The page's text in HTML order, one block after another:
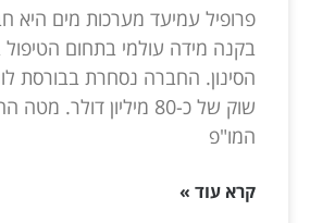
פרופיל עמיעד מערכות מים היא
בקנה מידה עולמי בתחום הטיפול
הסינון. החברה נסחרת בבורסת
שוק של כ-80 מיליון דולר.
המו"פ
קרא עוד »